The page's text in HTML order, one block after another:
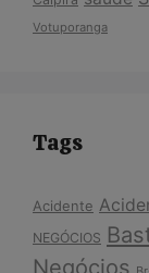
Votuporanga
Tags
Acidente
NEGÓCIOS
Negócios